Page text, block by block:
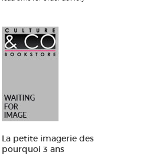
La petite imagerie des
pourquoi 3 ans